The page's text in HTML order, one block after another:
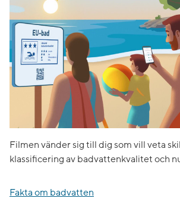
Filmen vänder sig till dig som vill veta
klassificering av badvattenkvalitet och
Fakta om badvatten